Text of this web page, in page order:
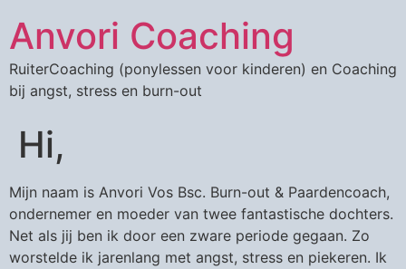
Anvori Coaching
RuiterCoaching (ponylessen voor kinderen) en Coaching
bij angst, stress en burn-out
Hi,
Mijn naam is Anvori Vos Bsc. Burn-out & Paardencoach,
ondernemer en moeder van twee fantastische dochters.
Net als jij ben ik door een zware periode gegaan. Zo
worstelde ik jarenlang met angst, stress en piekeren. Ik